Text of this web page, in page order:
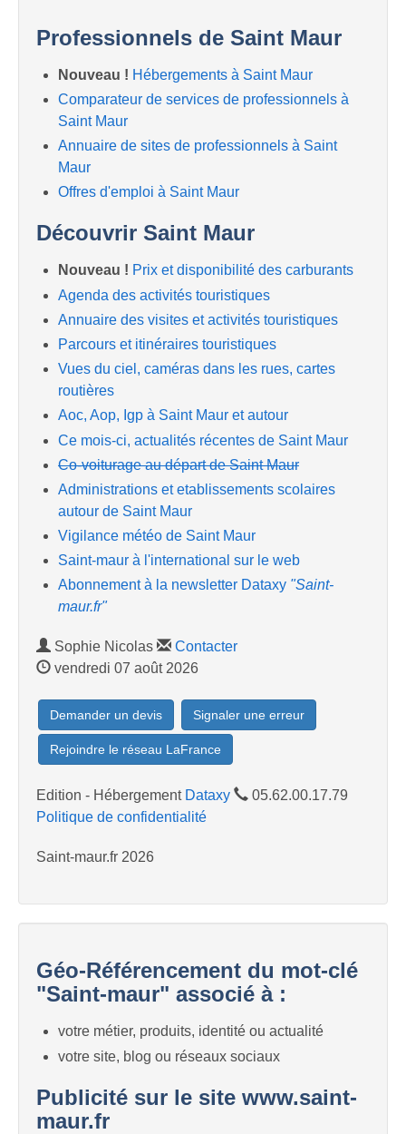
Professionnels de Saint Maur
Nouveau ! Hébergements à Saint Maur
Comparateur de services de professionnels à
Saint Maur
Annuaire de sites de professionnels à Saint
Maur
Offres d'emploi à Saint Maur
Découvrir Saint Maur
Nouveau ! Prix et disponibilité des carburants
Agenda des activités touristiques
Annuaire des visites et activités touristiques
Parcours et itinéraires touristiques
Vues du ciel, caméras dans les rues, cartes
routières
Aoc, Aop, Igp à Saint Maur et autour
Ce mois-ci, actualités récentes de Saint Maur
Co-voiturage au départ de Saint Maur
Administrations et etablissements scolaires
autour de Saint Maur
Vigilance météo de Saint Maur
Saint-maur à l'international sur le web
Abonnement à la newsletter Dataxy "Saint-
maur.fr"
Sophie Nicolas
Contacter
vendredi 07 août 2026
Demander un devis Signaler une erreur
Rejoindre le réseau LaFrance
Edition - Hébergement Dataxy
05.62.00.17.79
Politique de confidentialité
Saint-maur.fr 2026
Géo-Référencement du mot-clé
"Saint-maur" associé à :
votre métier, produits, identité ou actualité
votre site, blog ou réseaux sociaux
Publicité sur le site www.saint-
maur.fr